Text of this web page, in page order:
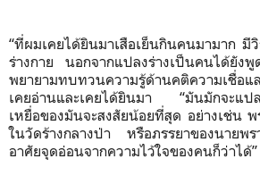
“ที่ผมเคยได้ยินมาเสือเย็นกินคนมามาก
ร่างกาย นอกจากแปลงร่างเป็นคนได้ยัง
พยายามทบทวนความรู้ด้านคติความเชื่อแ
เคยอ่านและเคยได้ยินมา “มันมักจะแปล
เหยื่อของมันจะสงสัยน้อยที่สุด อย่างเช่น
ในวัดร้างกลางป่า หรือภรรยาของนายพ
อาศัยจุดอ่อนจากความไว้ใจของคนก็ว่าได้”